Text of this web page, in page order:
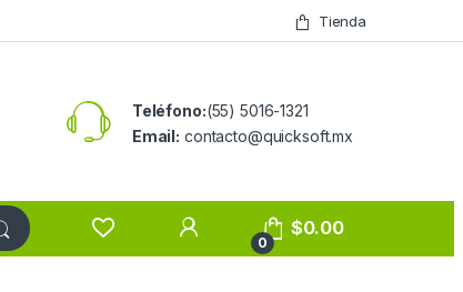
Tienda
Teléfono:(55) 5016-1321
Email: contacto@quicksoft.mx
0
$0.00